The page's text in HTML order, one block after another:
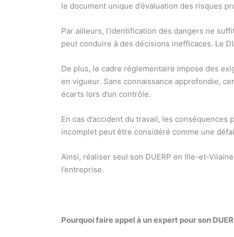
le document unique d’évaluation des risques
Par ailleurs, l’identification des dangers ne
peut conduire à des décisions inefficaces. Le
De plus, le cadre réglementaire impose des
en vigueur. Sans connaissance approfondie,
écarts lors d’un contrôle.
En cas d’accident du travail, les
incomplet peut être considéré comme une
Ainsi, réaliser seul son DUERP en Ille-et-
l’entreprise.
Pourquoi faire appel à un expert pour son